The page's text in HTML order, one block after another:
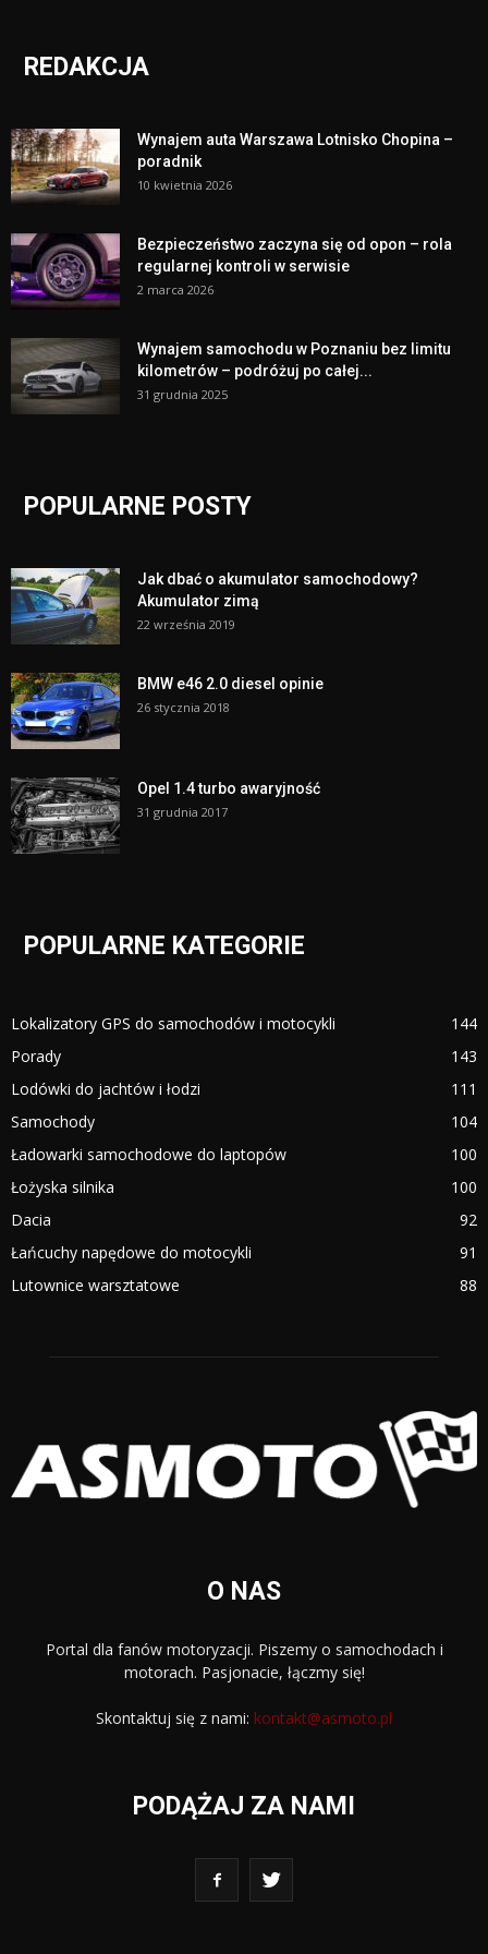
REDAKCJA
Wynajem auta Warszawa Lotnisko Chopina –
poradnik
10 kwietnia 2026
Bezpieczeństwo zaczyna się od opon – rola
regularnej kontroli w serwisie
2 marca 2026
Wynajem samochodu w Poznaniu bez limitu
kilometrów – podróżuj po całej...
31 grudnia 2025
POPULARNE POSTY
Jak dbać o akumulator samochodowy?
Akumulator zimą
22 września 2019
BMW e46 2.0 diesel opinie
26 stycznia 2018
Opel 1.4 turbo awaryjność
31 grudnia 2017
POPULARNE KATEGORIE
Lokalizatory GPS do samochodów i motocykli
144
Porady
143
Lodówki do jachtów i łodzi
111
Samochody
104
Ładowarki samochodowe do laptopów
100
Łożyska silnika
100
Dacia
92
Łańcuchy napędowe do motocykli
91
Lutownice warsztatowe
88
O NAS
Portal dla fanów motoryzacji. Piszemy o samochodach i
motorach. Pasjonacie, łączmy się!
Skontaktuj się z nami: kontakt@asmoto.pl
PODĄŻAJ ZA NAMI